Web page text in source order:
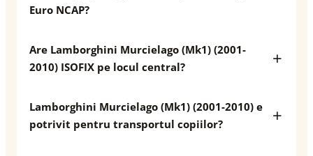
Euro NCAP?
Are Lamborghini Murcielago (Mk1) (2001-
2010) ISOFIX pe locul central?
Lamborghini Murcielago (Mk1) (2001-2010) e
potrivit pentru transportul copiilor?